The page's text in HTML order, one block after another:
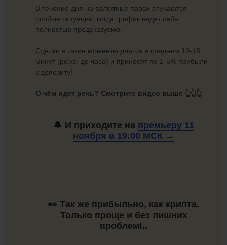
В течение дня на валютных парах случаются
особые ситуации, когда график ведет себя
полностью предсказуемо.
Сделки в такие моменты длятся в среднем 10-15
минут (реже, до часа) и приносят по 1-5% прибыли
к депозиту!
О чём идет речь? Смотрите видео выше 👆👆👆
🔔 И приходите на премьеру 11
ноября в 19:00 МСК →
👀 Так же прибыльно, как крипта.
Только проще и без лишних
проблем!..